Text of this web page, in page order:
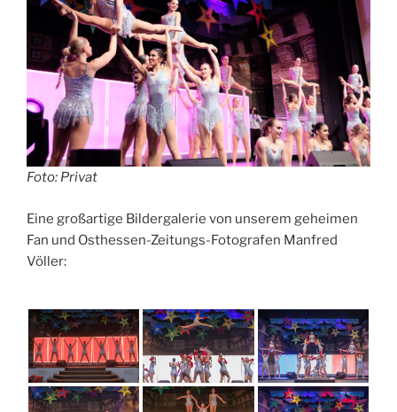
Foto: Privat
Eine großartige Bildergalerie von unserem geheimen
Fan und Osthessen-Zeitungs-Fotografen Manfred
Völler: